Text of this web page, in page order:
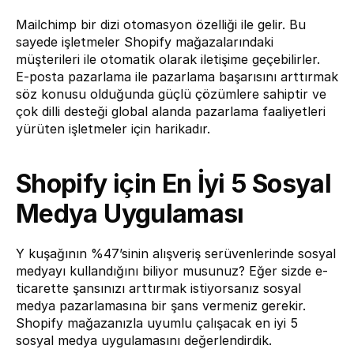
Mailchimp bir dizi otomasyon özelliği ile gelir. Bu
sayede işletmeler Shopify mağazalarındaki
müşterileri ile otomatik olarak iletişime geçebilirler.
E-posta pazarlama ile pazarlama başarısını arttırmak
söz konusu olduğunda güçlü çözümlere sahiptir ve
çok dilli desteği global alanda pazarlama faaliyetleri
yürüten işletmeler için harikadır.
Shopify için En İyi 5 Sosyal
Medya Uygulaması
Y kuşağının %47’sinin alışveriş serüvenlerinde sosyal
medyayı kullandığını biliyor musunuz? Eğer sizde e-
ticarette şansınızı arttırmak istiyorsanız sosyal
medya pazarlamasına bir şans vermeniz gerekir.
Shopify mağazanızla uyumlu çalışacak en iyi 5
sosyal medya uygulamasını değerlendirdik.